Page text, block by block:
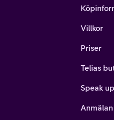
Villkor
Priser
Telias
Speak